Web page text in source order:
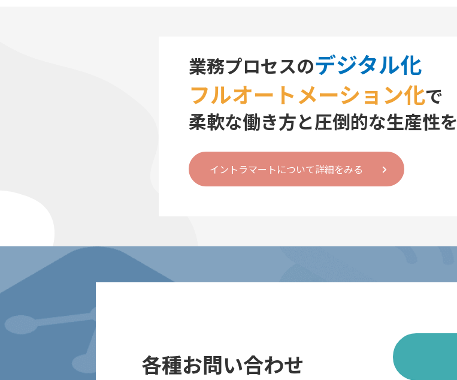
業務プロセスのデジタル化
フルオートメーション化で
柔軟な働き方と圧倒的な生産性を
イントラマートについて詳細をみる
各種お問い合わせ